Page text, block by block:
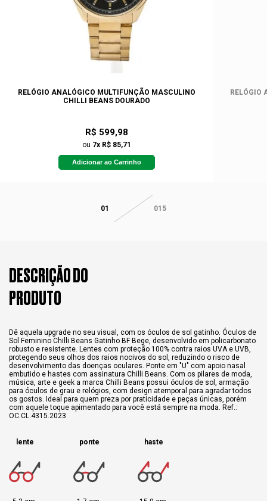
RELÓGIO ANALÓGICO MULTIFUNÇÃO MASCULINO
CHILLI BEANS DOURADO
R$ 599,98
ou 7x R$ 85,71
Adicionar ao Carrinho
RELÓGIO
01 015
DESCRIÇÃO DO
PRODUTO
Dê aquela upgrade no seu visual, com os óculos de sol gatinho. Óculos de
Sol Feminino Chilli Beans Gatinho BF Bege, desenvolvido em policarbonato
robusto e resistente. Lentes com proteção 100% contra raios UVA e UVB,
protegendo seus olhos dos raios nocivos do sol, reduzindo o risco de
desenvolvimento das doenças oculares. Ponte em "U" com apoio nasal
embutido e hastes com assinatura Chilli Beans. Com os pilares de moda,
música, arte e geek a marca Chilli Beans possui óculos de sol, armação
para óculos de grau e relógios, com design atemporal para agradar todos
os gostos. Ideal para quem preza por praticidade e peças únicas, porém
com aquele toque apimentado para você está sempre na moda. Ref.:
OC.CL.4315.2023
lente ponte haste